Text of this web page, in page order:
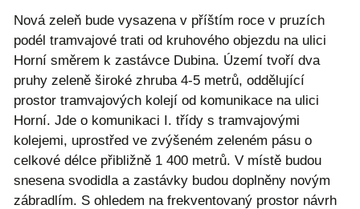
Nová zeleň bude vysazena v příštím roce v pruzích
podél tramvajové trati od kruhového objezdu na ulici
Horní směrem k zastávce Dubina. Území tvoří dva
pruhy zeleně široké zhruba 4-5 metrů, oddělující
prostor tramvajových kolejí od komunikace na ulici
Horní. Jde o komunikaci I. třídy s tramvajovými
kolejemi, uprostřed ve zvýšeném zeleném pásu o
celkové délce přibližně 1 400 metrů. V místě budou
snesena svodidla a zastávky budou doplněny novým
zábradlím. S ohledem na frekventovaný prostor návrh